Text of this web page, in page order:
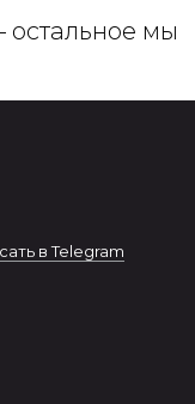
мы
в Telegram